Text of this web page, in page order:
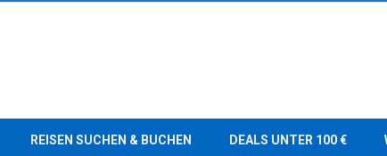
REISEN SUCHEN & BUCHEN DEALS UNTER 100 €